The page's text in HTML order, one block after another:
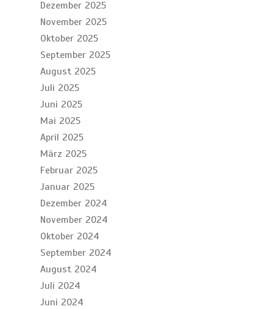
Dezember 2025
November 2025
Oktober 2025
September 2025
August 2025
Juli 2025
Juni 2025
Mai 2025
April 2025
März 2025
Februar 2025
Januar 2025
Dezember 2024
November 2024
Oktober 2024
September 2024
August 2024
Juli 2024
Juni 2024